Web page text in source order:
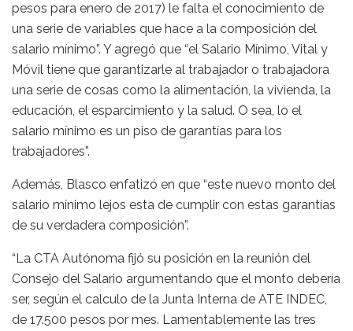
pesos para enero de 2017) le falta el conocimiento de
una serie de variables que hace a la composición del
salario mínimo”. Y agregó que “el Salario Mínimo, Vital y
Móvil tiene que garantizarle al trabajador o trabajadora
una serie de cosas como la alimentación, la vivienda, la
educación, el esparcimiento y la salud. O sea, lo el
salario mínimo es un piso de garantías para los
trabajadores”.
Además, Blasco enfatizó en que “este nuevo monto del
salario mínimo lejos esta de cumplir con estas garantías
de su verdadera composición”.
“La CTA Autónoma fijó su posición en la reunión del
Consejo del Salario argumentando que el monto debería
ser, según el calculo de la Junta Interna de ATE INDEC,
de 17.500 pesos por mes. Lamentablemente las tres